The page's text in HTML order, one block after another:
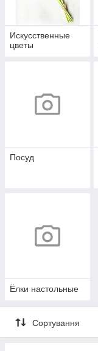
Искусственные
цветы
Посуд
Ёлки настольные
Сортування